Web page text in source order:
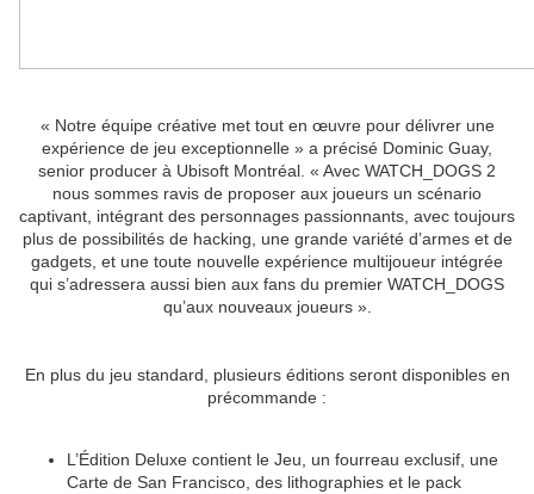
« Notre équipe créative met tout en œuvre pour délivrer une
expérience de jeu exceptionnelle » a précisé Dominic Guay,
senior producer à Ubisoft Montréal. « Avec WATCH_DOGS 2
nous sommes ravis de proposer aux joueurs un scénario
captivant, intégrant des personnages passionnants, avec toujours
plus de possibilités de hacking, une grande variété d’armes et de
gadgets, et une toute nouvelle expérience multijoueur intégrée
qui s’adressera aussi bien aux fans du premier WATCH_DOGS
qu’aux nouveaux joueurs ».
En plus du jeu standard, plusieurs éditions seront disponibles en
précommande :
L’Édition Deluxe contient le Jeu, un fourreau exclusif, une
Carte de San Francisco, des lithographies et le pack